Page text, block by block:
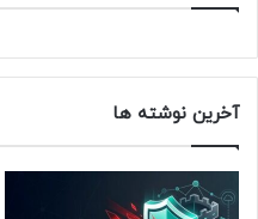
آخرین نوشته ها